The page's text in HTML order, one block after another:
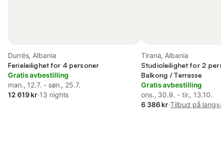
Durrës, Albania
Ferieleilighet for 4 personer
Gratis avbestilling
man., 12.7. - søn., 25.7.
12 619 kr·13 nights
Tirana, Albania
Studioleilighet for 2
Balkong / Terrasse
Gratis avbestilling
ons., 30.9. - tir., 13.10.
6 386 kr·Tilbud på